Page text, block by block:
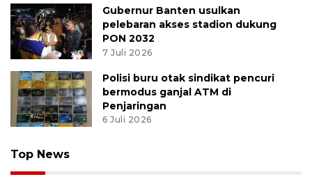
Gubernur Banten usulkan
pelebaran akses stadion dukung
PON 2032
7 Juli 2026
Polisi buru otak sindikat pencuri
bermodus ganjal ATM di
Penjaringan
6 Juli 2026
Top News